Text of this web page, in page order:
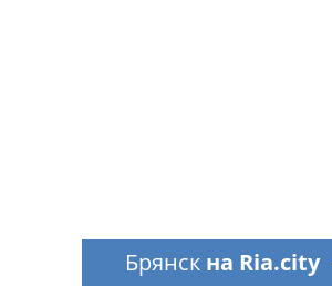
Брянск на Ria.city